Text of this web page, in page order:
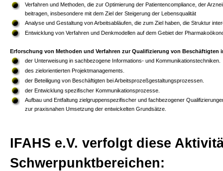
Verfahren und Methoden, die zur Optimierung der Patientencompliance, der
beitragen, insbesondere mit dem Ziel der Steigerung der Lebensqualität
Analyse und Gestaltung von Arbeitsabläufen, die zum Ziel haben, die Struktur
Entwicklung von Verfahren und Denkmodellen auf dem Gebiet der
Erforschung von Methoden und Verfahren zur Qualifizierung von Beschäftigten
der Unterweisung in sachbezogene Informations- und Kommunikationstechniken.
des zielorientierten Projektmanagements.
der Beteiligung von Beschäftigten bei Arbeitsprozeßgestaltungsprozessen.
der Entwicklung spezifischer Kommunikationsprozesse.
Aufbau und Entfaltung zielgruppenspezifischer und fachbezogener
zur praxisnahen Umsetzung der entwickelten Grundsätze.
IFAHS e.V. verfolgt diese
Schwerpunktbereichen: